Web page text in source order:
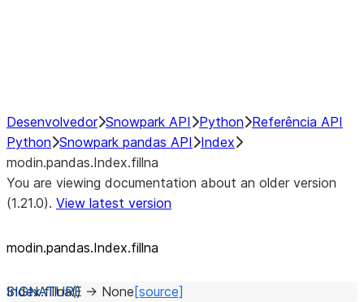
Desenvolvedor Snowpark API Python Referência API
Python Snowpark pandas API
Index
modin.pandas.Index.fillna
You are viewing documentation about an older version
(1.21.0). View latest version
modin.pandas.Index.fillna
Index.fillna() → None [source]